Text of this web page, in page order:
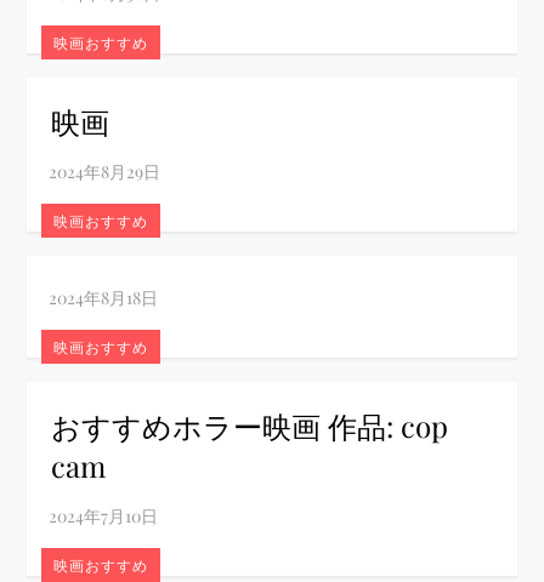
映画おすすめ
映画
映画おすすめ
映画おすすめ
おすすめホラー映画 作品: cop
cam
映画おすすめ